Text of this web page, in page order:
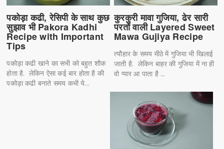
पकोड़ा कढी, रेसिपी के साथ कुछ
सुझाव भी Pakora Kadhi
Recipe with Important
Tips
पकोड़ा कढी खाने का सभी को बहुत शौक
होता है. लेकिन ऐसा कई बार होता है की
पकोड़ा कढी बनाते समय कभी ये...
कुरकुरी मावा गुजिया, ढेर सारी
परतों वाली Layered Sweet
Mawa Gujiya Recipe
त्यौहार के समय मीठे में गुजिया भी खिलाई
जाती है. लेकिन बाहर की गुजिया में ना ही
वो प्यार आ पाता है ...